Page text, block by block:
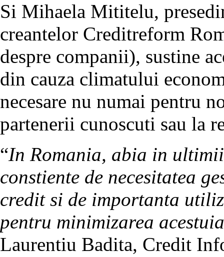
Si Mihaela Mititelu,
creantelor Creditreform
despre companii), sustine
din cauza climatului
necesare nu numai pentru
partenerii cunoscuti sau la
“In Romania, abia in
constiente de necesitatea
credit si de importanta
pentru minimizarea acestuia
Laurentiu Badita, Credit